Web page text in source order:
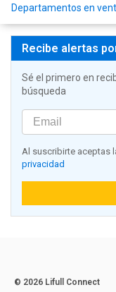
Departamentos en
Recibe alertas
Sé el primero en
búsqueda
Al suscribirte aceptas
privacidad
© 2026 Lifull Connect